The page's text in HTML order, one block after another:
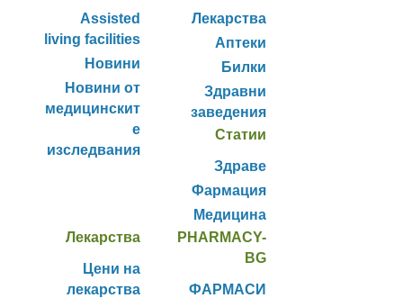
Assisted
living facilities
Новини
Новини от
медицинскит
е
изследвания
Лекарства
Аптеки
Билки
Здравни
заведения
Статии
Здраве
Фармация
Медицина
Лекарства
Цени на
лекарства
PHARMACY-
BG
ФАРМАСИ